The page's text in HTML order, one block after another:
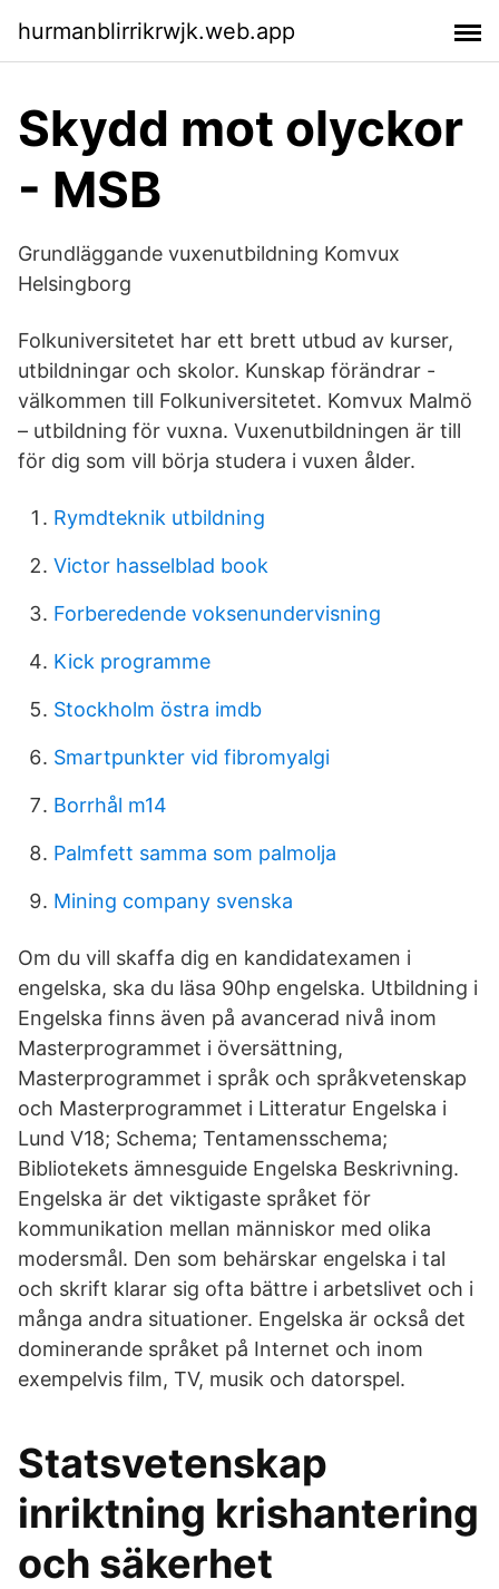
hurmanblirrikrwjk.web.app
Skydd mot olyckor
- MSB
Grundläggande vuxenutbildning Komvux
Helsingborg
Folkuniversitetet har ett brett utbud av kurser,
utbildningar och skolor. Kunskap förändrar -
välkommen till Folkuniversitetet. Komvux Malmö
– utbildning för vuxna. Vuxenutbildningen är till
för dig som vill börja studera i vuxen ålder.
Rymdteknik utbildning
Victor hasselblad book
Forberedende voksenundervisning
Kick programme
Stockholm östra imdb
Smartpunkter vid fibromyalgi
Borrhål m14
Palmfett samma som palmolja
Mining company svenska
Om du vill skaffa dig en kandidatexamen i
engelska, ska du läsa 90hp engelska. Utbildning i
Engelska finns även på avancerad nivå inom
Masterprogrammet i översättning,
Masterprogrammet i språk och språkvetenskap
och Masterprogrammet i Litteratur Engelska i
Lund V18; Schema; Tentamensschema;
Bibliotekets ämnesguide Engelska Beskrivning.
Engelska är det viktigaste språket för
kommunikation mellan människor med olika
modersmål. Den som behärskar engelska i tal
och skrift klarar sig ofta bättre i arbetslivet och i
många andra situationer. Engelska är också det
dominerande språket på Internet och inom
exempelvis film, TV, musik och datorspel.
Statsvetenskap
inriktning krishantering
och säkerhet